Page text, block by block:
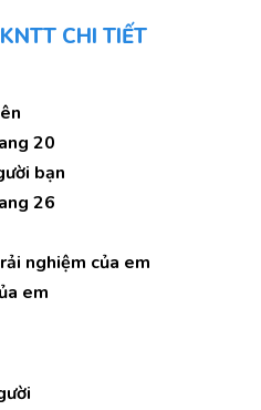
CHI TIẾT
20
bạn
26
nghiệm của em
em